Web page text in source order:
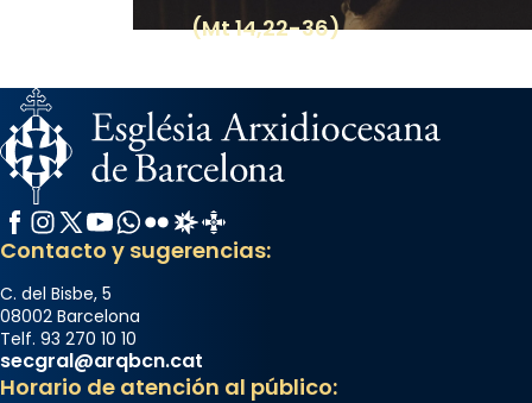
(Mt 14,22-36)
Facebook
Instagram
X / Twitter
YouTube
WhatsApp
FlickrRadio Estel
Catalunya Cristiana
Contacto y sugerencias:
C. del Bisbe, 5
08002 Barcelona
Telf. 93 270 10 10
secgral@arqbcn.cat
Horario de atención al público: